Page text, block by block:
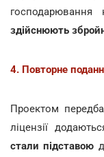
здійснюють
4. Повторне
Проектом
ліцензії
стали підставою